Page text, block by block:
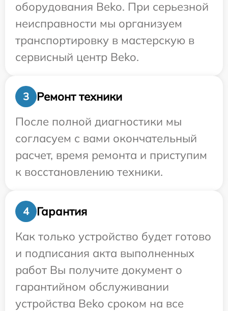
оборудования Beko. При серьезной
неисправности мы организуем
транспортировку в мастерскую в
сервисный центр Beko.
3
Ремонт техники
После полной диагностики мы
согласуем с вами окончательный
расчет, время ремонта и приступим
к восстановлению техники.
4
Гарантия
Как только устройство будет готово
и подписания акта выполненных
работ Вы получите документ о
гарантийном обслуживании
устройства Beko сроком на все